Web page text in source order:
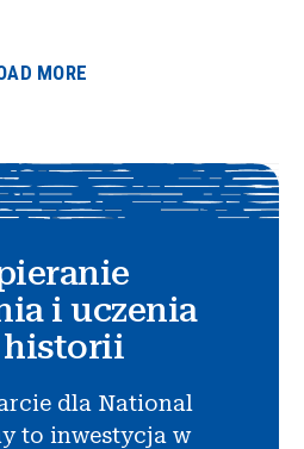
MORE
i uczenia
historii
dla National
to inwestycja w